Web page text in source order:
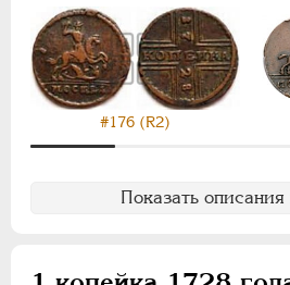
#176 (R2)
Показать
ВРЕМЕННОЕ ПРАВ. 1917-
ИНОСТРАННЫЕ 1768-1918